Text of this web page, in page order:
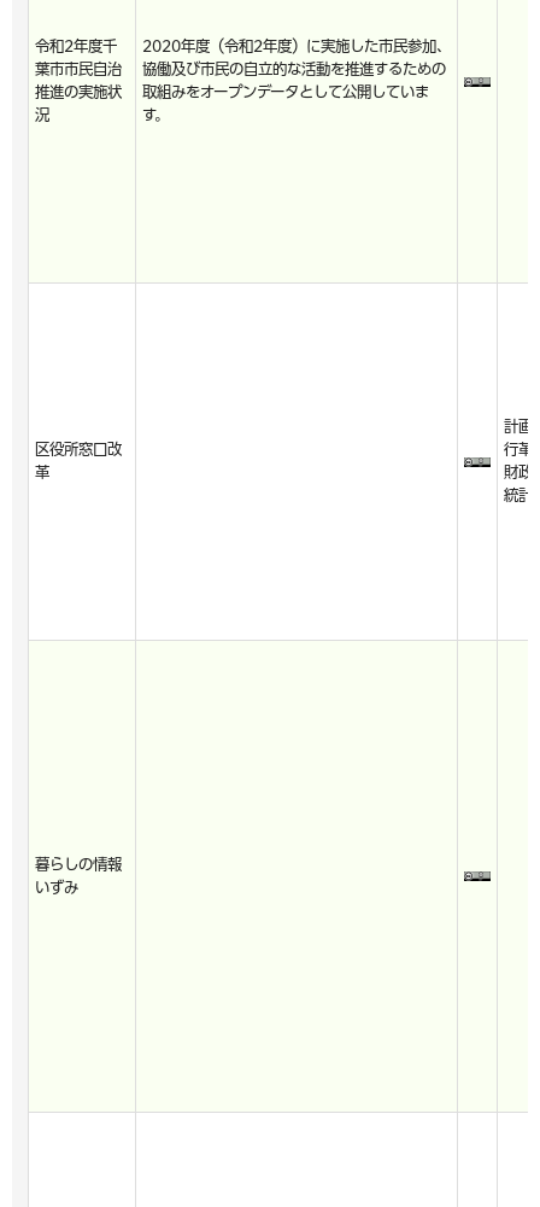
令和2年度千
葉市市民自治
推進の実施状
況
2020年度（令和2年度）に実施した市民参加、
協働及び市民の自立的な活動を推進するための
取組みをオープンデータとして公開していま
す。
区役所窓口改
革
計画
行革
財政
統計
暮らしの情報
いずみ